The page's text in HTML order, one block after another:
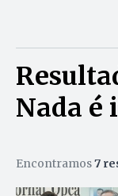
Nada é
Encontramos7